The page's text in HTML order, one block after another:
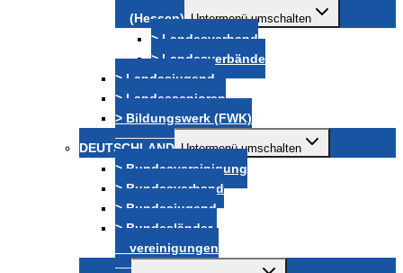
(Hessen) Untermenü umschalten
> Landesverband
> Landesverbände
> Landesjugend
> Landessenioren
> Bildungswerk (FWK)
DEUTSCHLAND Untermenü umschalten
> Bundesvereinigung
> Bundesverband
> Bundesjugend
> Bundesländer-
vereinigungen